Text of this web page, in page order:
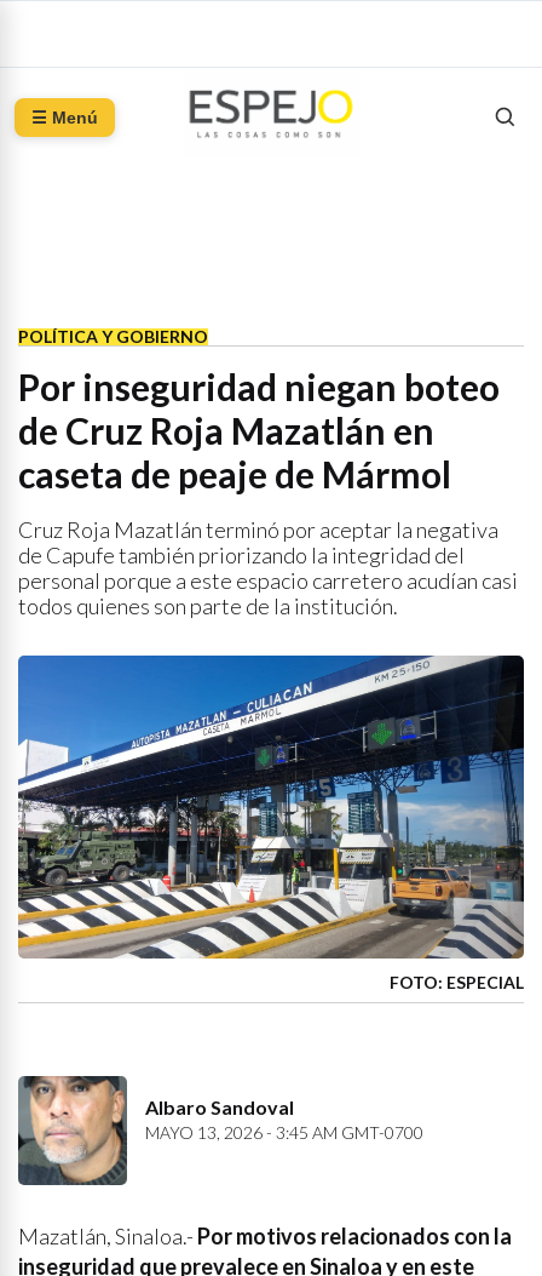
☰ Menú
POLÍTICA Y GOBIERNO
Por inseguridad niegan boteo
de Cruz Roja Mazatlán en
caseta de peaje de Mármol
Cruz Roja Mazatlán terminó por aceptar la negativa
de Capufe también priorizando la integridad del
personal porque a este espacio carretero acudían casi
todos quienes son parte de la institución.
FOTO: ESPECIAL
Albaro Sandoval
MAYO 13, 2026 - 3:45 AM GMT-0700
Mazatlán, Sinaloa.- Por motivos relacionados con la
inseguridad que prevalece en Sinaloa y en este